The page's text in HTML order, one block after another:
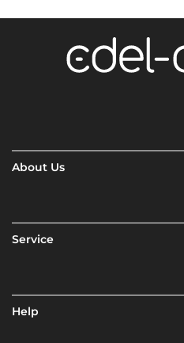
About Us
Service
Help